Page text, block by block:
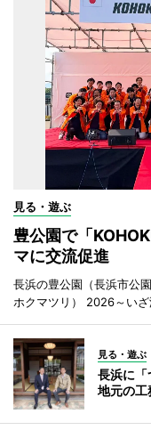
見る・遊ぶ
豊公園で「
マに交流促進
長浜の豊公園（長浜市公
ホクマツリ） 2026～いざ
見る・遊ぶ
長浜に
地元の工